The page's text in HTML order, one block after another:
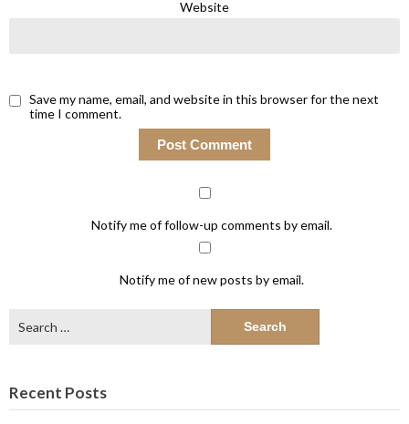
Website
Save my name, email, and website in this browser for the next
time I comment.
Notify me of follow-up comments by email.
Notify me of new posts by email.
for:
Recent Posts